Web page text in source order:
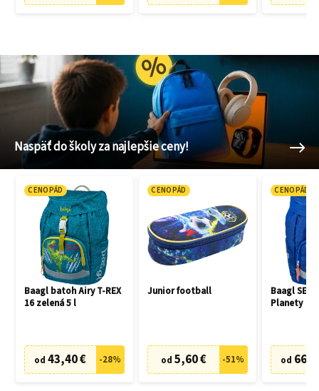
Naspäť do školy za najlepšie ceny!
CENOPÁD
Baagl batoh Airy T-REX
16 zelená 5 l
od 43,40 € -28%
CENOPÁD
Junior football
od 5,60 € -51%
CENOPÁD
Baagl SET
Planety
od